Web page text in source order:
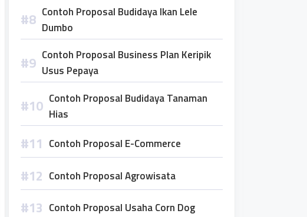
Contoh Proposal Budidaya Ikan Lele
Dumbo
Contoh Proposal Business Plan Keripik
Usus Pepaya
Contoh Proposal Budidaya Tanaman
Hias
Contoh Proposal E-Commerce
Contoh Proposal Agrowisata
Contoh Proposal Usaha Corn Dog